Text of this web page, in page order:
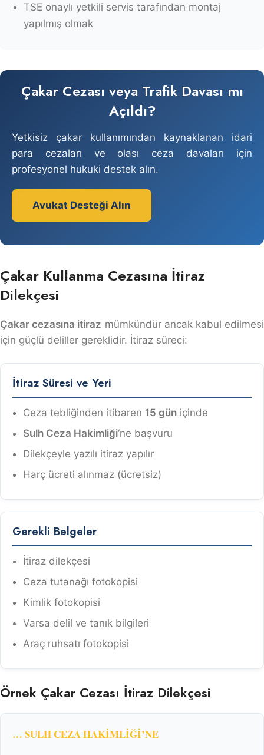
TSE onaylı yetkili servis tarafından montaj
yapılmış olmak
Çakar Cezası veya Trafik Davası mı
Açıldı?
Yetkisiz çakar kullanımından kaynaklanan idari
para cezaları ve olası ceza davaları için
profesyonel hukuki destek alın.
Avukat Desteği Alın
Çakar Kullanma Cezasına İtiraz
Dilekçesi
Çakar cezasına itiraz mümkündür ancak kabul edilmesi
için güçlü deliller gereklidir. İtiraz süreci:
İtiraz Süresi ve Yeri
Ceza tebliğinden itibaren 15 gün içinde
Sulh Ceza Hakimliği‘ne başvuru
Dilekçeyle yazılı itiraz yapılır
Harç ücreti alınmaz (ücretsiz)
Gerekli Belgeler
İtiraz dilekçesi
Ceza tutanağı fotokopisi
Kimlik fotokopisi
Varsa delil ve tanık bilgileri
Araç ruhsatı fotokopisi
Örnek Çakar Cezası İtiraz Dilekçesi
… SULH CEZA HAKİMLİĞİ’NE